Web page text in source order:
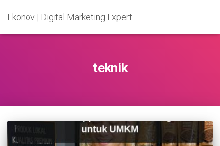
Ekonov | Digital Marketing Expert
teknik